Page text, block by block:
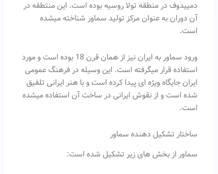
دمییدوف در منطقه تولا روسیه بوده است. این منتطقه در
آن دوران به عنوان مرکز تولید سماور شناخته میشده
است.
ورود سماور به ایران نیز از همان قرن 18 بوده است و مورد
استفاده قرار میگرفته است. این وسیله در فرهنگ عمومی
ایران جایگاه ویژه ای پیدا کرده است و با هنر ایرانی تلفیق
شده است و از نقوش ایرانی در ساخت آن استفاده میشده
است.
ساختار تشکیل دهنده سماور
سماور از بخش های زیر تشکیل شده است: